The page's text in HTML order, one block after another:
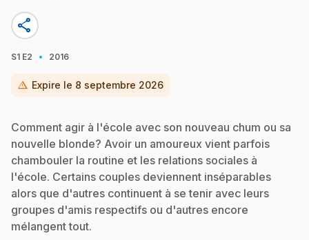
share
S1 E2 · 2016
warning Expire le 8 septembre 2026
Comment agir à l'école avec son nouveau chum ou sa
nouvelle blonde? Avoir un amoureux vient parfois
chambouler la routine et les relations sociales à
l'école. Certains couples deviennent inséparables
alors que d'autres continuent à se tenir avec leurs
groupes d'amis respectifs ou d'autres encore
mélangent tout.